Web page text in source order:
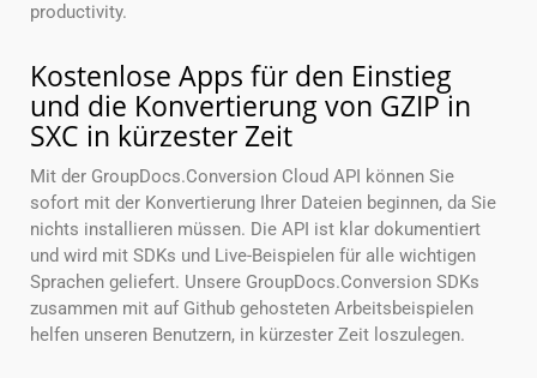
productivity.
Kostenlose Apps für den Einstieg
und die Konvertierung von GZIP in
SXC in kürzester Zeit
Mit der GroupDocs.Conversion Cloud API können Sie
sofort mit der Konvertierung Ihrer Dateien beginnen, da Sie
nichts installieren müssen. Die API ist klar dokumentiert
und wird mit SDKs und Live-Beispielen für alle wichtigen
Sprachen geliefert. Unsere GroupDocs.Conversion SDKs
zusammen mit auf Github gehosteten Arbeitsbeispielen
helfen unseren Benutzern, in kürzester Zeit loszulegen.